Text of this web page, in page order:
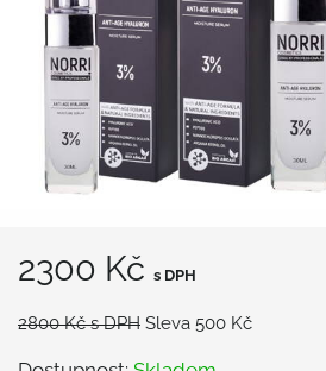
2300 Kč s DPH
2800 Kčs DPH Sleva 500 Kč